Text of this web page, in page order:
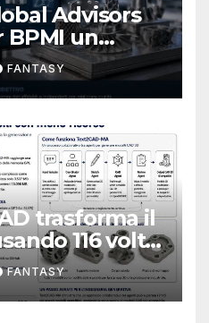
Advisors
BPMI un
stampa 3D
alla filiera
FANTASY
trasforma il
116 volte
FANTASY